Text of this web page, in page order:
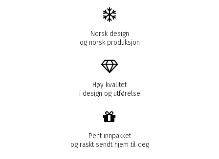
Norsk design
og norsk produksjon
Høy kvalitet
i design og utførelse
Pent innpakket
og raskt sendt hjem til deg